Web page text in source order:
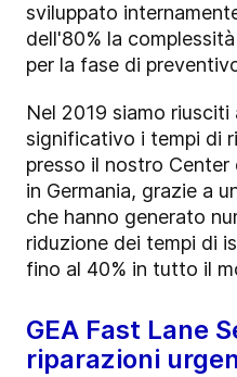
sviluppato
dell'80% la
per la fase di
Nel 2019 siamo riusciti
significativo i tempi di
presso il nostro
in Germania, grazie a
che hanno generato
riduzione dei tempi di
fino al 40% in tutto il
GEA Fast Lane
riparazioni